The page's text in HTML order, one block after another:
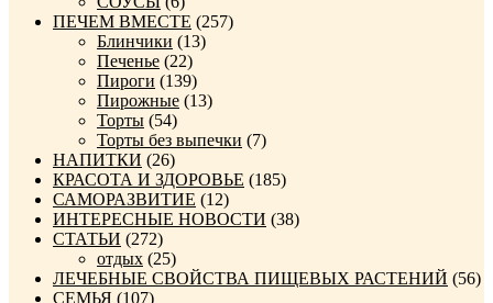
ПЕЧЕМ ВМЕСТЕ (257)
Блинчики (13)
Печенье (22)
Пироги (139)
Пирожные (13)
Торты (54)
Торты без выпечки (7)
НАПИТКИ (26)
КРАСОТА И ЗДОРОВЬЕ (185)
САМОРАЗВИТИЕ (12)
ИНТЕРЕСНЫЕ НОВОСТИ (38)
СТАТЬИ (272)
отдых (25)
ЛЕЧЕБНЫЕ СВОЙСТВА ПИЩЕВЫХ РАСТЕНИЙ (56)
СЕМЬЯ (107)